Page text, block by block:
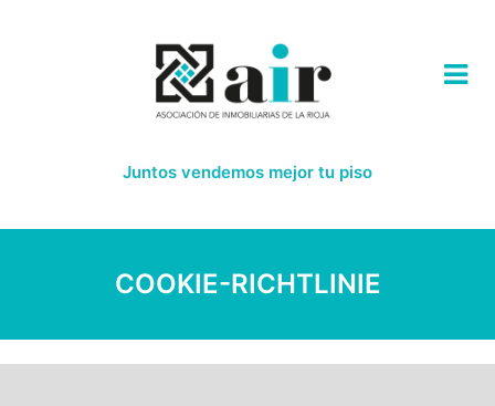
Juntos vendemos mejor tu piso
COOKIE-RICHTLINIE